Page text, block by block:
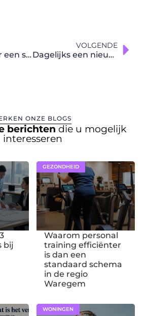
Op zoek naar een schaakspel?
VOLGENDE
Dagelijks een nieuwe portie bizar nieuws
ONZE BLOGS
berichten die u mogelijk
interesseren
bij
GEZONDHEID
Waarom personal
training efficiënter
is dan een
standaard schema
in de regio
Waregem
WONINGEN